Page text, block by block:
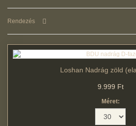
Rendezés
Loshan Nadrág zöld
9.999 Ft
Méret: